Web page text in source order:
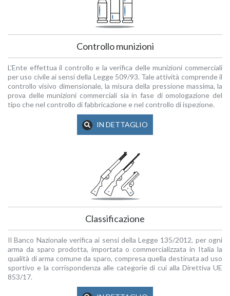
Controllo munizioni
L'Ente effettua il controllo e la verifica delle munizioni commerciali
per uso civile ai sensi della Legge 509/93. Tale attività comprende il
controllo visivo dimensionale, la misura della pressione massima, la
prova delle munizioni commerciali sia in fase di omologazione del
tipo che nel controllo di fabbricazione e nel controllo di ispezione.
IN DETTAGLIO
Classificazione
Il Banco Nazionale verifica ai sensi della Legge 135/2012, per ogni
arma da sparo prodotta, importata o commercializzata in Italia la
qualità di arma comune da sparo, compresa quella destinata ad uso
sportivo e la corrispondenza alle categorie di cui alla Direttiva UE
853/17.